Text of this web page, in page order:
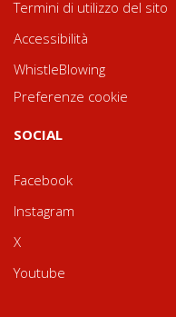
Termini di utilizzo del sito
Accessibilità
WhistleBlowing
Preferenze cookie
SOCIAL
Facebook
Instagram
X
Youtube